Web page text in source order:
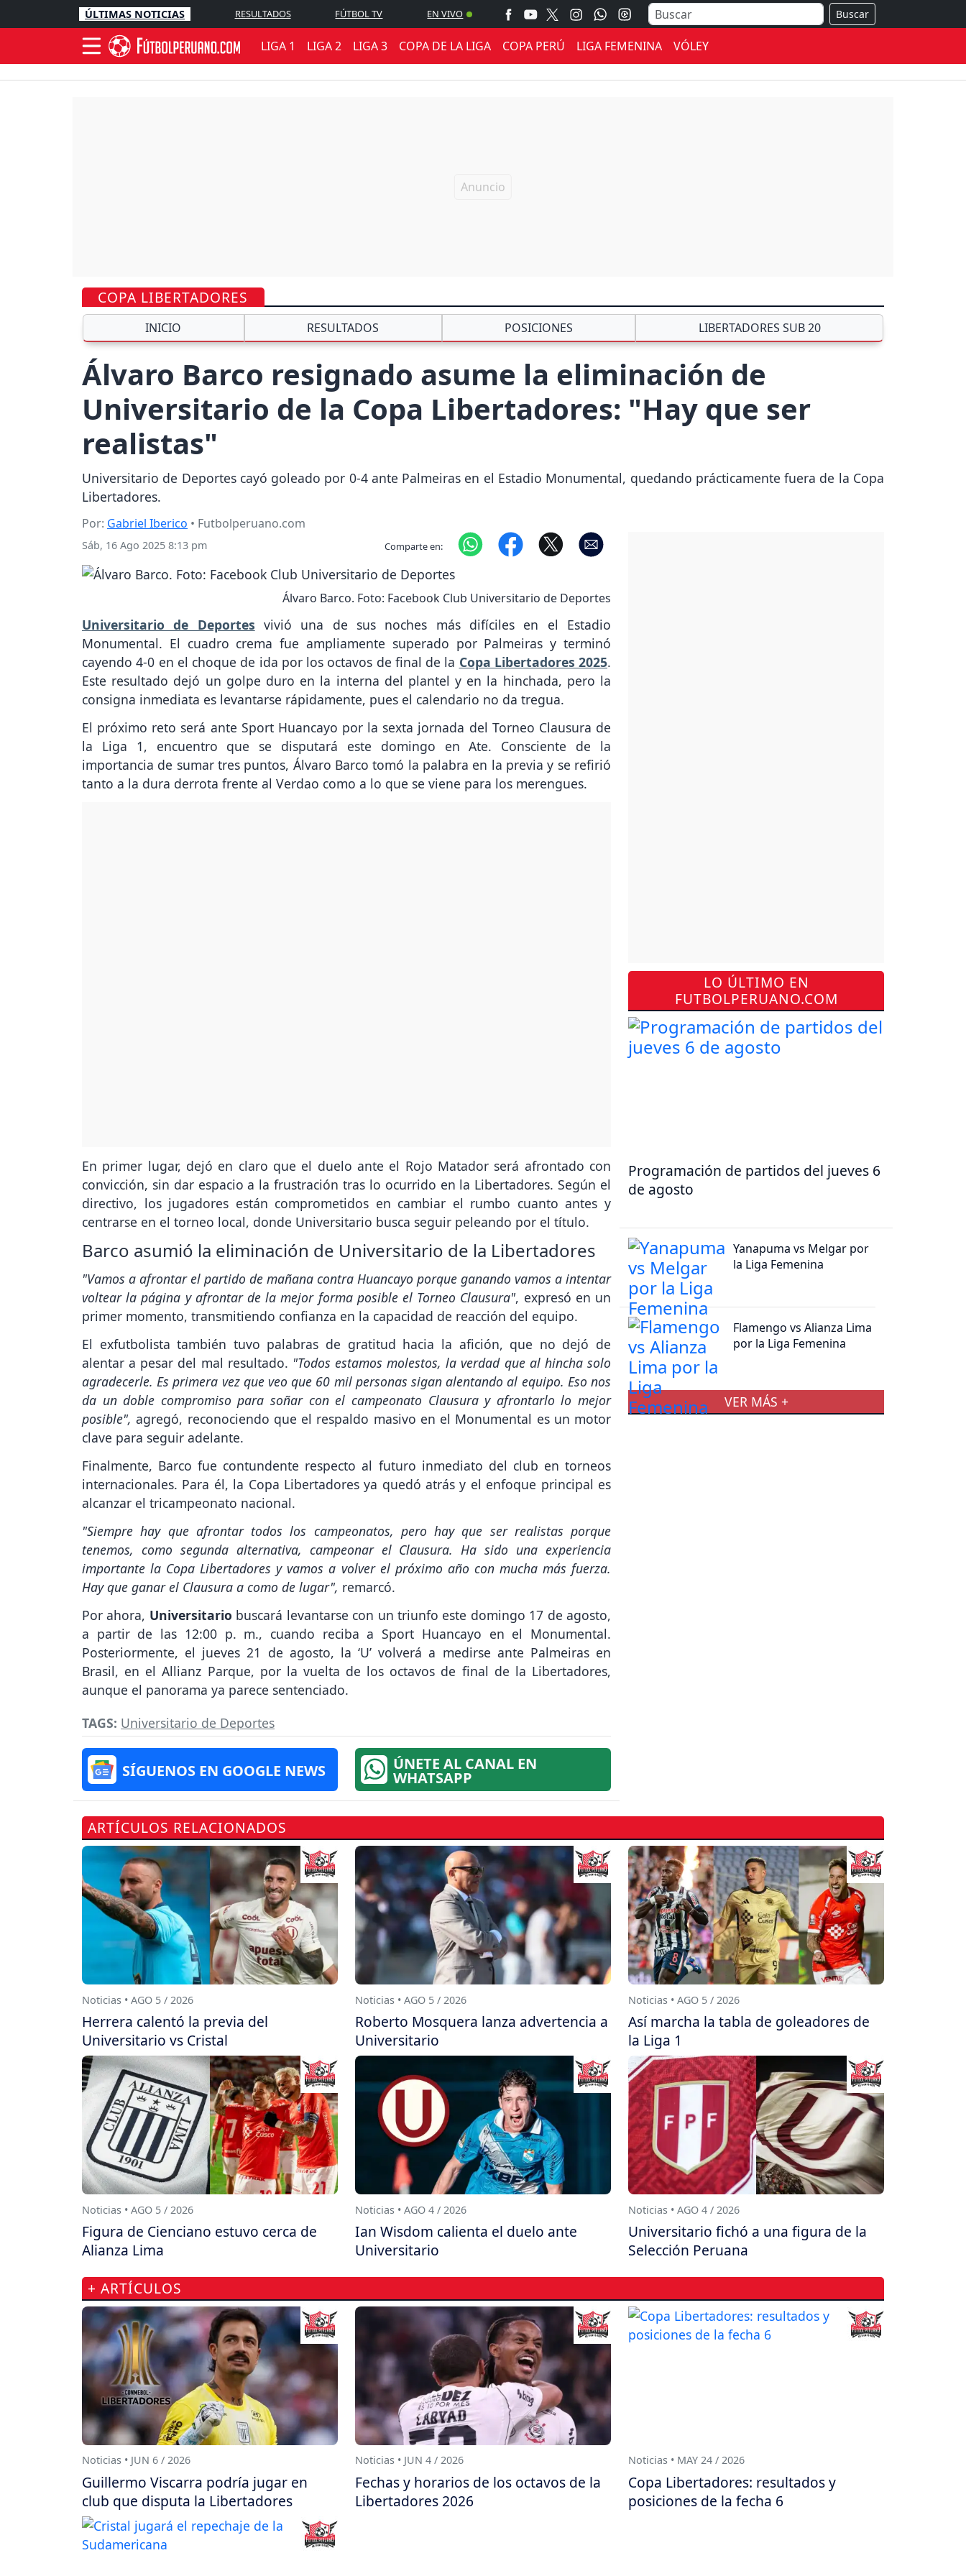
ÚLTIMAS NOTICIAS RESULTADOS FÚTBOL TV EN VIVO Buscar
LIGA 1 LIGA 2 LIGA 3 COPA DE LA LIGA COPA PERÚ LIGA FEMENINA VÓLEY
COPA LIBERTADORES
INICIO RESULTADOS POSICIONES LIBERTADORES SUB 20
Álvaro Barco resignado asume la eliminación de
Universitario de la Copa Libertadores: "Hay que ser
realistas"
Universitario de Deportes cayó goleado por 0-4 ante Palmeiras en el Estadio Monumental, quedando prácticamente fuera de la Copa
Libertadores.
Por: Gabriel Iberico • Futbolperuano.com
Sáb, 16 Ago 2025 8:13 pm Comparte en:
Álvaro Barco. Foto: Facebook Club Universitario de Deportes
Universitario de Deportes vivió una de sus noches más difíciles en el Estadio
Monumental. El cuadro crema fue ampliamente superado por Palmeiras y terminó
cayendo 4-0 en el choque de ida por los octavos de final de la Copa Libertadores 2025.
Este resultado dejó un golpe duro en la interna del plantel y en la hinchada, pero la
consigna inmediata es levantarse rápidamente, pues el calendario no da tregua.
El próximo reto será ante Sport Huancayo por la sexta jornada del Torneo Clausura de
la Liga 1, encuentro que se disputará este domingo en Ate. Consciente de la
importancia de sumar tres puntos, Álvaro Barco tomó la palabra en la previa y se refirió
tanto a la dura derrota frente al Verdao como a lo que se viene para los merengues.
En primer lugar, dejó en claro que el duelo ante el Rojo Matador será afrontado con
convicción, sin dar espacio a la frustración tras lo ocurrido en la Libertadores. Según el
directivo, los jugadores están comprometidos en cambiar el rumbo cuanto antes y
centrarse en el torneo local, donde Universitario busca seguir peleando por el título.
Barco asumió la eliminación de Universitario de la Libertadores
"Vamos a afrontar el partido de mañana contra Huancayo porque ganando vamos a intentar
voltear la página y afrontar de la mejor forma posible el Torneo Clausura", expresó en un
primer momento, transmitiendo confianza en la capacidad de reacción del equipo.
El exfutbolista también tuvo palabras de gratitud hacia la afición, que no dejó de
alentar a pesar del mal resultado. "Todos estamos molestos, la verdad que al hincha solo
agradecerle. Es primera vez que veo que 60 mil personas sigan alentando al equipo. Eso nos
da un doble compromiso para soñar con el campeonato Clausura y afrontarlo lo mejor
posible", agregó, reconociendo que el respaldo masivo en el Monumental es un motor
clave para seguir adelante.
Finalmente, Barco fue contundente respecto al futuro inmediato del club en torneos
internacionales. Para él, la Copa Libertadores ya quedó atrás y el enfoque principal es
alcanzar el tricampeonato nacional.
"Siempre hay que afrontar todos los campeonatos, pero hay que ser realistas porque
tenemos, como segunda alternativa, campeonar el Clausura. Ha sido una experiencia
importante la Copa Libertadores y vamos a volver el próximo año con mucha más fuerza.
Hay que ganar el Clausura a como de lugar", remarcó.
Por ahora, Universitario buscará levantarse con un triunfo este domingo 17 de agosto,
a partir de las 12:00 p. m., cuando reciba a Sport Huancayo en el Monumental.
Posteriormente, el jueves 21 de agosto, la ‘U’ volverá a medirse ante Palmeiras en
Brasil, en el Allianz Parque, por la vuelta de los octavos de final de la Libertadores,
aunque el panorama ya parece sentenciado.
TAGS: Universitario de Deportes
SÍGUENOS EN GOOGLE NEWS ÚNETE AL CANAL EN
WHATSAPP
LO ÚLTIMO EN
FUTBOLPERUANO.COM
Programación de partidos del jueves 6
de agosto
Yanapuma vs Melgar por
la Liga Femenina
Flamengo vs Alianza Lima
por la Liga Femenina
VER MÁS +
ARTÍCULOS RELACIONADOS
Noticias • AGO 5 / 2026
Herrera calentó la previa del
Universitario vs Cristal
Noticias • AGO 5 / 2026
Roberto Mosquera lanza advertencia a
Universitario
Noticias • AGO 5 / 2026
Así marcha la tabla de goleadores de
la Liga 1
Noticias • AGO 5 / 2026
Figura de Cienciano estuvo cerca de
Alianza Lima
Noticias • AGO 4 / 2026
Ian Wisdom calienta el duelo ante
Universitario
Noticias • AGO 4 / 2026
Universitario fichó a una figura de la
Selección Peruana
+ ARTÍCULOS
Noticias • JUN 6 / 2026
Guillermo Viscarra podría jugar en
club que disputa la Libertadores
Noticias • JUN 4 / 2026
Fechas y horarios de los octavos de la
Libertadores 2026
Noticias • MAY 24 / 2026
Copa Libertadores: resultados y
posiciones de la fecha 6